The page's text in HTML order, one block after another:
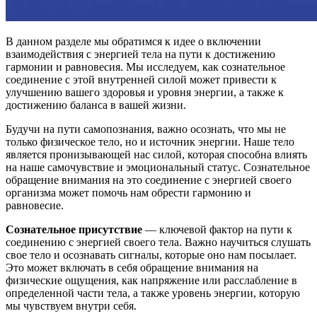
В данном разделе мы обратимся к идее о включении
взаимодействия с энергией тела на пути к достижению
гармонии и равновесия. Мы исследуем, как сознательное
соединение с этой внутренней силой может привести к
улучшению вашего здоровья и уровня энергии, а также к
достижению баланса в вашей жизни.
Будучи на пути самопознания, важно осознать, что мы не
только физическое тело, но и источник энергии. Наше тело
является пронизывающей нас силой, которая способна влиять
на наше самочувствие и эмоциональный статус. Сознательное
обращение внимания на это соединение с энергией своего
организма может помочь нам обрести гармонию и
равновесие.
Сознательное присутствие — ключевой фактор на пути к
соединению с энергией своего тела. Важно научиться слушать
свое тело и осознавать сигналы, которые оно нам посылает.
Это может включать в себя обращение внимания на
физические ощущения, как напряжение или расслабление в
определенной части тела, а также уровень энергии, которую
мы чувствуем внутри себя.